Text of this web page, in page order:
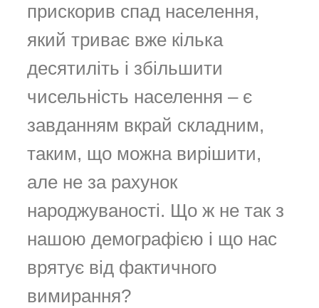
прискорив спад населення,
який триває вже кілька
десятиліть і збільшити
чисельність населення – є
завданням вкрай складним,
таким, що можна вирішити,
але не за рахунок
народжуваності. Що ж не так з
нашою демографією і що нас
врятує від фактичного
вимирання?